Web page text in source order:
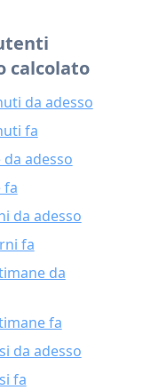
calcolato
da adesso
fa
adesso
fa
da adesso
fa
da
fa
da adesso
fa